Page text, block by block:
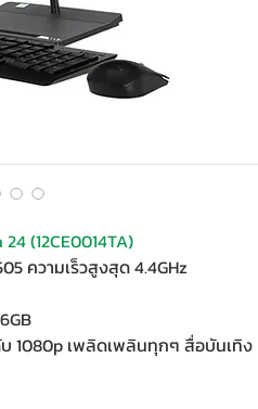
(12CE0014TA)
ความเร็วสูงสุด 4.4GHz
1080p เพลิดเพลินทุกๆ สื่อบันเทิง